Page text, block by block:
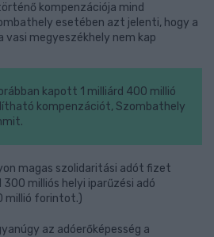
kompenzációja mind
esetében azt jelenti, hogy a
vasi megyeszékhely nem kap
kapott 1 milliárd 400 millió
kompenzációt, Szombathely
magas szolidaritási adót fizet
milliós helyi iparűzési adó
millió forintot.)
az adóerőképesség a